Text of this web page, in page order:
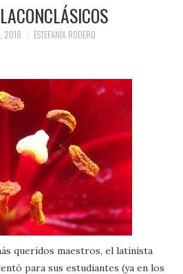
2018 ESTEFANÍA RODERO
queridos maestros, el latinista
para sus estudiantes (ya en los